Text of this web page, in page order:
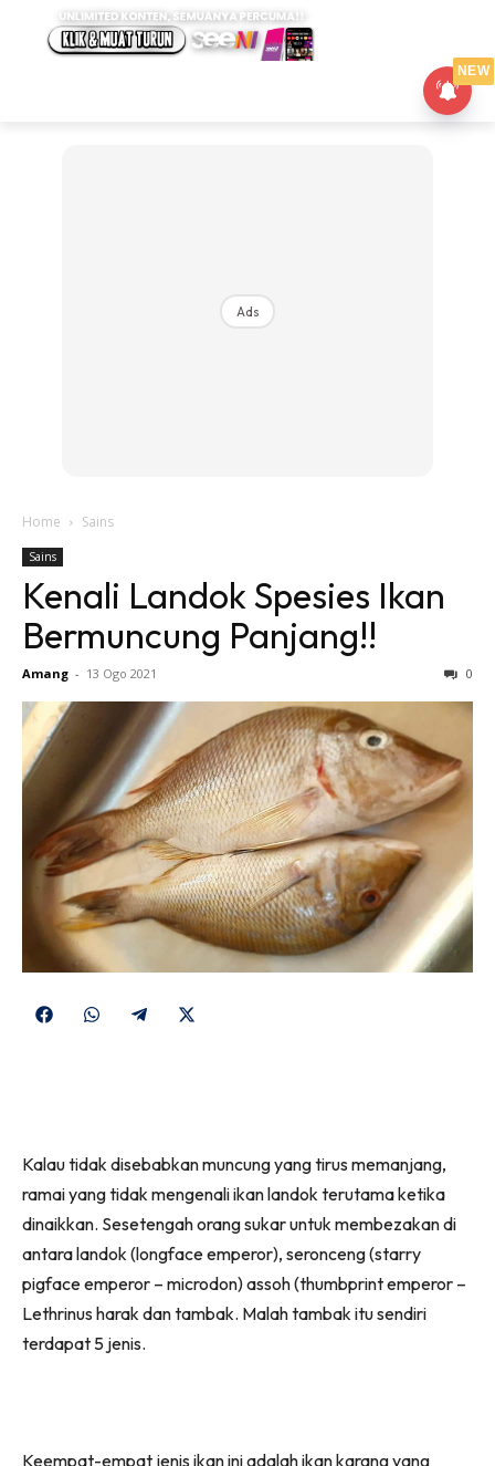
Ads
Home Sains
Sains
Kenali Landok Spesies Ikan
Bermuncung Panjang!!
Amang - 13 Ogo 2021 0
Share
Share
Share
Kalau tidak disebabkan muncung yang tirus memanjang,
ramai yang tidak mengenali ikan landok terutama ketika
dinaikkan. Sesetengah orang sukar untuk membezakan di
antara landok (longface emperor), seronceng (starry
pigface emperor – microdon) assoh (thumbprint emperor –
Lethrinus harak dan tambak. Malah tambak itu sendiri
terdapat 5 jenis.
Keempat-empat jenis ikan ini adalah ikan karang yang
NEW